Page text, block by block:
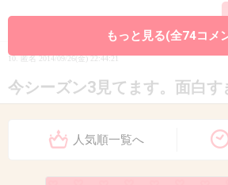
10. 匿名2014/09/26(金) 22:44:21
今シーズン3見てます。面白
もっと見る(全74コメ
人気順一覧へ